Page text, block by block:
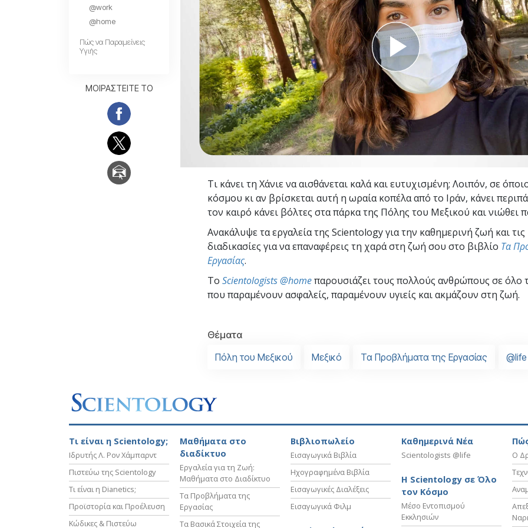
Αγάπη και Μίσος –
Tι είναι η Μεγαλοσύνη;
Σαηεντολογίας
Τι κάνει τη Χάνιε να αισθάνεται καλά και ευτυχισμένη; Λοιπόν, σε
κόσμου κι αν βρίσκεται αυτή η ωραία κοπέλα από το Ιράν, κάνει
τον καιρό κάνει βόλτες στα πάρκα της Πόλης του Μεξικού και νιώθει
Ανακάλυψε τα εργαλεία της Scientology για την καθημερινή ζωή και τις
διαδικασίες για να επαναφέρεις τη χαρά στη ζωή σου στο βιβλίο Τα
Εργασίας.
To Scientologists @homeπαρουσιάζει τους πολλούς ανθρώπους σε όλο
που παραμένουν ασφαλείς, παραμένουν υγιείς και ακμάζουν στη ζωή.
Θέματα
Πόλη του Μεξικού
Μεξικό Τα Προβλήματα της Εργασίας @life
@work
@home
Πώς να Παραμείνεις
Υγιής
ΜΟΙΡΑΣΤΕΙΤΕ ΤΟ
Τι είναι η Scientology;
Ιδρυτής Λ. Ρον Χάμπαρντ
Πιστεύω της Scientology
Τι είναι η Dianetics;
Προϊστορία και Προέλευση
Κώδικες & Πιστεύω
Μαθήματα στο
διαδίκτυο
Εργαλεία για τη Ζωή:
Μαθήματα στο Διαδίκτυο
Τα Προβλήματα της
Εργασίας
Τα Βασικά Στοιχεία της
Βιβλιοπωλείο
Εισαγωγικά Βιβλία
Ηχογραφημένα Βιβλία
Εισαγωγικές Διαλέξεις
Εισαγωγικά Φιλμ
Καθημερινά Νέα
Scientologists @life
Η Scientology σε Όλο
τον Κόσμο
Μέσο Εντοπισμού
Εκκλησιών
Ο